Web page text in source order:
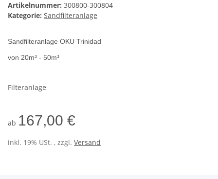
Artikelnummer: 300800-300804
Kategorie: Sandfilteranlage
Sandfilteranlage OKU Trinidad
von 20m³ - 50m³
Filteranlage
ab 167,00 €
inkl. 19% USt. , zzgl. Versand